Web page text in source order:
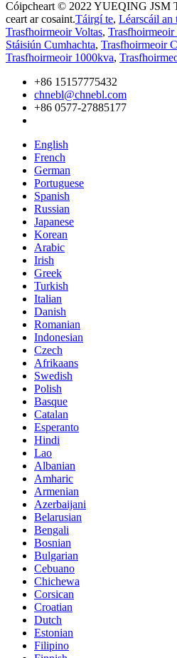
Cóipcheart © 2022 YUEQING JSM
ceart ar cosaint.Táirgí te, Léarscáil an
Trasfhoirmeoir Voltas,
Stáisiún Cumhachta, Trasfhoirmeoir
Trasfhoirmeoir 1000kva,
+86 15157775432
chnebl@chnebl.com
+86 0577-27885177
English
French
German
Portuguese
Spanish
Russian
Japanese
Korean
Arabic
Irish
Greek
Turkish
Italian
Danish
Romanian
Indonesian
Czech
Afrikaans
Swedish
Polish
Basque
Catalan
Esperanto
Hindi
Lao
Albanian
Amharic
Armenian
Azerbaijani
Belarusian
Bengali
Bosnian
Bulgarian
Cebuano
Chichewa
Corsican
Croatian
Dutch
Estonian
Filipino